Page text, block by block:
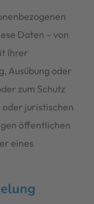
Daten – von
Ihrer
Ausübung oder
zum Schutz
juristischen
öffentlichen
eines